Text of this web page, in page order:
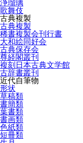
浄瑠璃
歌舞伎
古典複製
古典複製
稀書複製会刊行書
大和絵同好会
古典保存会
尊経閣叢刊
複刻日本古典文学館
古辞書叢刊
近代自筆物
形状
草稿類
書簡類
葉書類
書画類
色紙類
短冊類